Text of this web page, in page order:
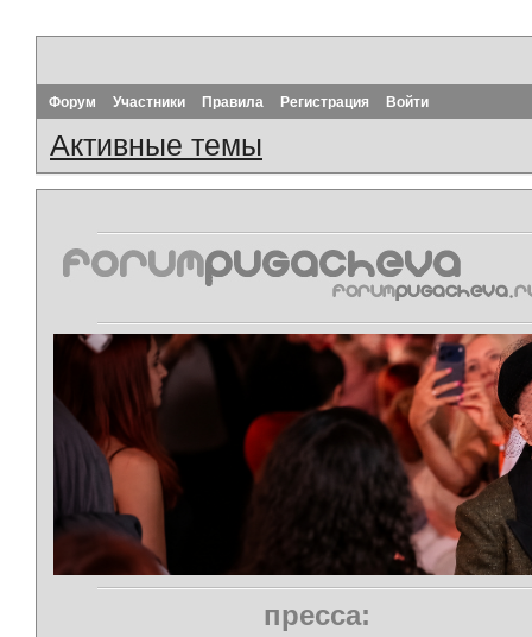
Форум Участники Правила Регистрация Войти
Активные темы
пресса: